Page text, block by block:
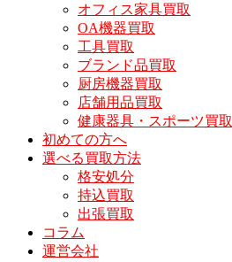
オフィス家具買取
OA機器買取
工具買取
ブランド品買取
厨房機器買取
店舗用品買取
健康器具・スポーツ買取
初めての方へ
選べる買取方法
格安処分
持込買取
出張買取
コラム
運営会社